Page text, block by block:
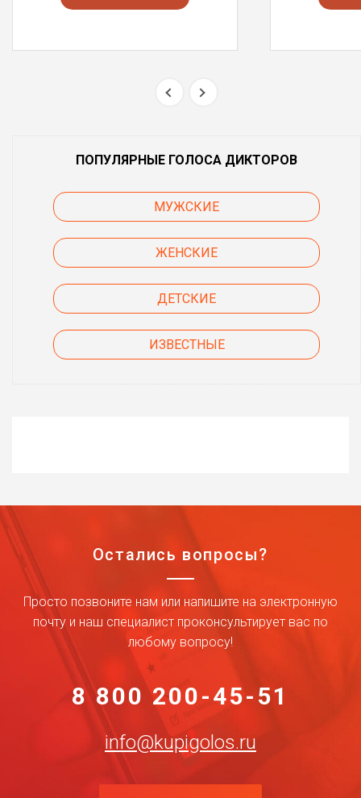
ПОПУЛЯРНЫЕ ГОЛОСА ДИКТОРОВ
МУЖСКИЕ
ЖЕНСКИЕ
ДЕТСКИЕ
ИЗВЕСТНЫЕ
Остались вопросы?
Просто позвоните нам или напишите на электронную
почту и наш специалист проконсультирует вас по
любому вопросу!
8 800 200-45-51
info@kupigolos.ru